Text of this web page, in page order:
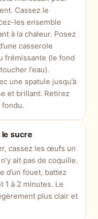
Cassez le
les ensemble
à la chaleur. Posez
casserole
frémissante (le fond
l’eau).
une spatule jusqu’à
et brillant. Retirez
sucre
cassez les œufs un
ait pas de coquille.
d’un fouet, battez
1 à 2 minutes. Le
plus clair et